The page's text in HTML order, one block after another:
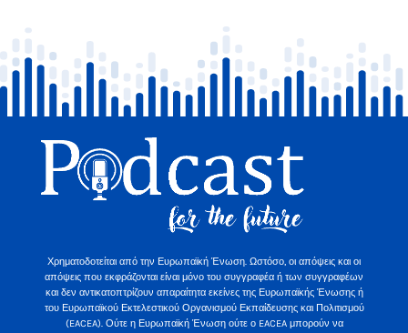
Χρηματοδοτείται από την Ευρωπαϊκή Ένωση. Ωστόσο, οι απόψεις και οι
απόψεις που εκφράζονται είναι μόνο του συγγραφέα ή των συγγραφέων
και δεν αντικατοπτρίζουν απαραίτητα εκείνες της Ευρωπαϊκής Ένωσης ή
του Ευρωπαϊκού Εκτελεστικού Οργανισμού Εκπαίδευσης και Πολιτισμού
(EACEA). Ούτε η Ευρωπαϊκή Ένωση ούτε ο EACEA μπορούν να